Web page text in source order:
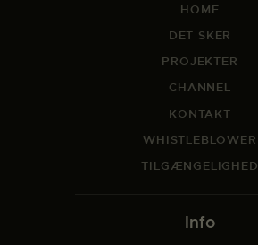
HOME
DET SKER
PROJEKTER
CHANNEL
KONTAKT
WHISTLEBLOWER
TILGÆNGELIGHED
Info